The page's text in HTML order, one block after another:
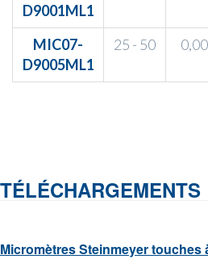
D9001ML1
MIC07-
D9005ML1
25 - 50
TÉLÉCHARGEMENTS
Micromètres Steinmeyer touches